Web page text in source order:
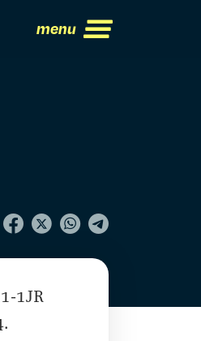
menu
1JR